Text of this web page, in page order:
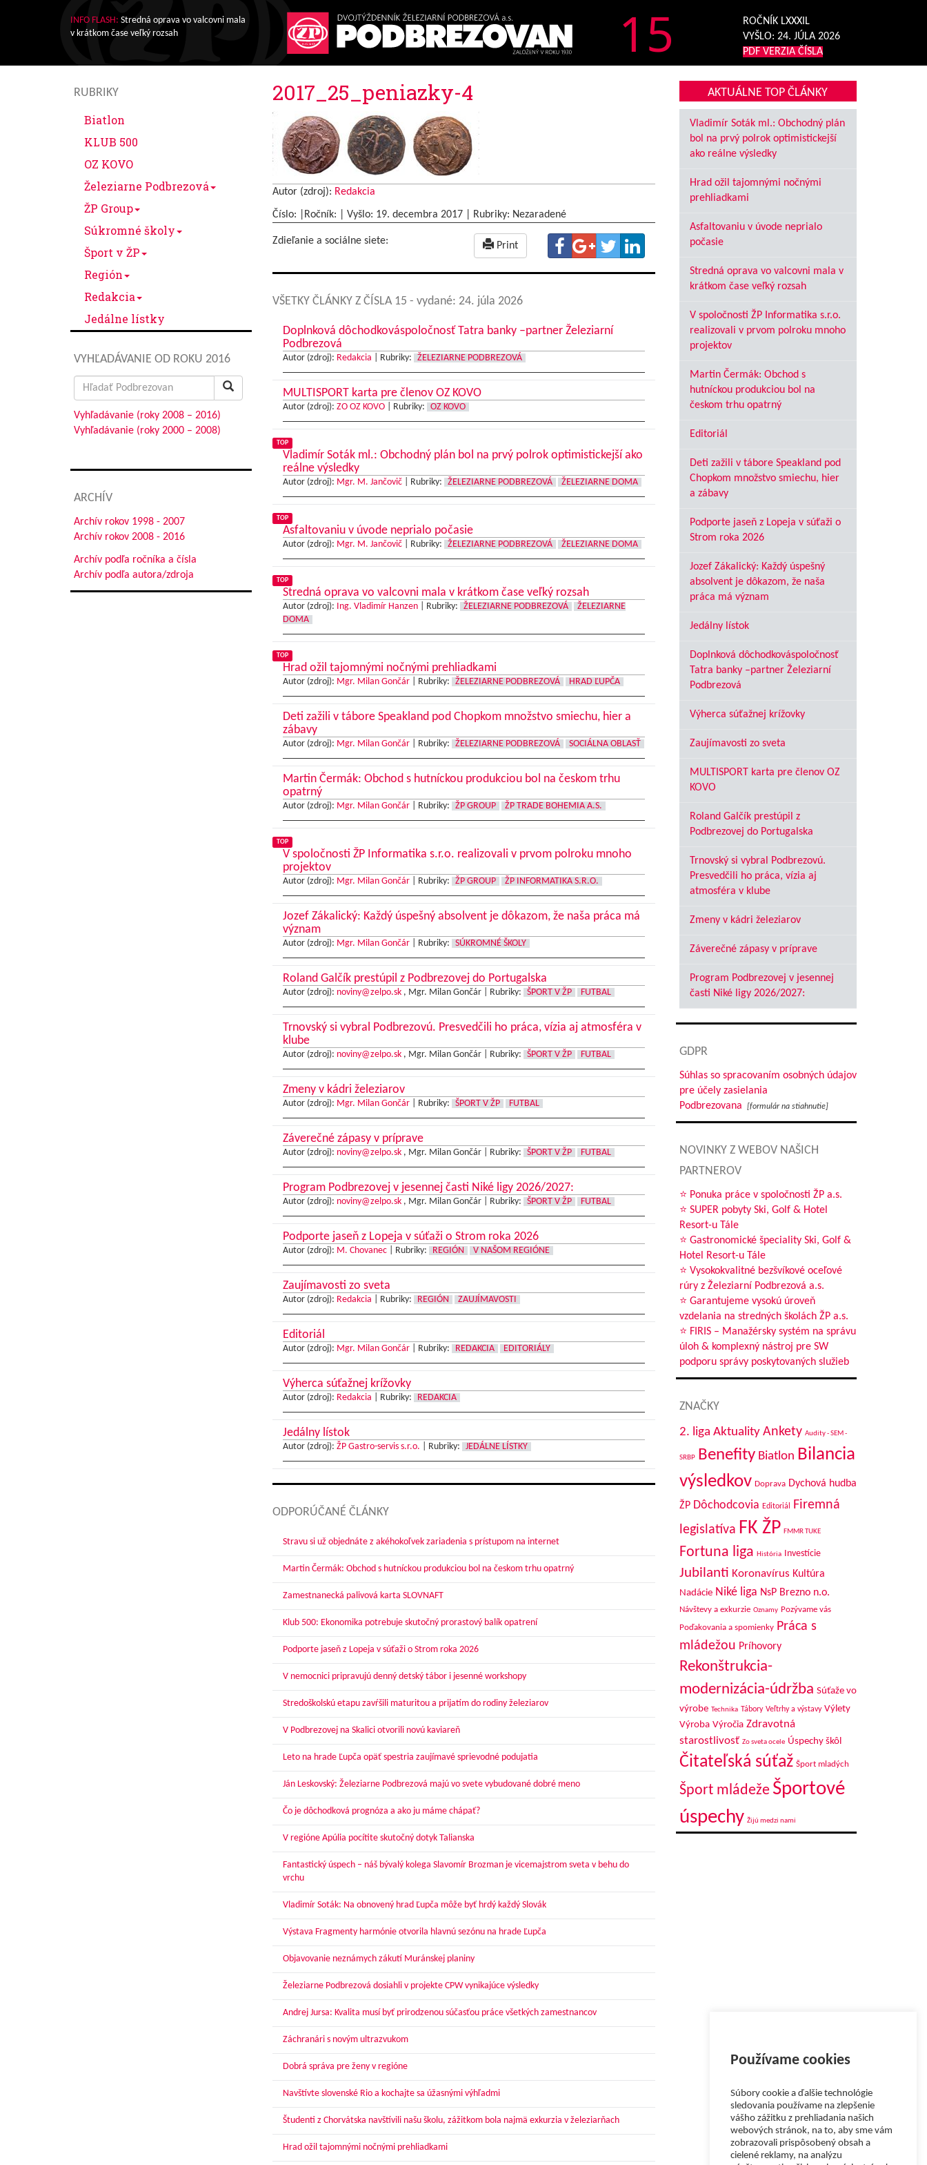
INFO FLASH: Stredná oprava vo valcovni mala
v krátkom čase veľký rozsah
15
ROČNÍK LXXXIL
VYŠLO: 24. JÚLA 2026
PDF VERZIA ČÍSLA
RUBRIKY
Biatlon
KLUB 500
OZ KOVO
Železiarne Podbrezová
ŽP Group
Súkromné školy
Šport v ŽP
Región
Redakcia
Jedálne lístky
VYHĽADÁVANIE OD ROKU 2016
Search
for:
Vyhľadávanie (roky 2008 – 2016)
Vyhľadávanie (roky 2000 – 2008)
ARCHÍV
Archív rokov 1998 - 2007
Archív rokov 2008 - 2016
Archív podľa ročníka a čísla
Archív podľa autora/zdroja
2017_25_peniazky-4
Autor (zdroj): Redakcia
Číslo: |Ročník: | Vyšlo: 19. decembra 2017| Rubriky: Nezaradené
Zdieľanie a sociálne siete: Print
VŠETKY ČLÁNKY Z ČÍSLA 15 - vydané: 24. júla 2026
Doplnková dôchodkováspoločnosť Tatra banky –partner Železiarní
Podbrezová
Autor (zdroj): Redakcia Rubriky: ŽELEZIARNE PODBREZOVÁ
MULTISPORT karta pre členov OZ KOVO
Autor (zdroj): ZO OZ KOVO| Rubriky: OZ KOVO
TOP
Vladimír Soták ml.: Obchodný plán bol na prvý polrok optimistickejší ako
reálne výsledky
Autor (zdroj): Mgr. M. Jančovič| Rubriky: ŽELEZIARNE PODBREZOVÁ ŽELEZIARNE DOMA
TOP
Asfaltovaniu v úvode neprialo počasie
Autor (zdroj): Mgr. M. Jančovič| Rubriky: ŽELEZIARNE PODBREZOVÁ ŽELEZIARNE DOMA
TOP
Stredná oprava vo valcovni mala v krátkom čase veľký rozsah
Autor (zdroj): Ing. Vladimír Hanzen| Rubriky: ŽELEZIARNE PODBREZOVÁ
ŽELEZIARNE
DOMA
TOP
Hrad ožil tajomnými nočnými prehliadkami
Autor (zdroj): Mgr. Milan Gončár| Rubriky: ŽELEZIARNE PODBREZOVÁ HRAD ĽUPČA
Deti zažili v tábore Speakland pod Chopkom množstvo smiechu, hier a
zábavy
Autor (zdroj): Mgr. Milan Gončár| Rubriky: ŽELEZIARNE PODBREZOVÁ SOCIÁLNA OBLASŤ
Martin Čermák: Obchod s hutníckou produkciou bol na českom trhu
opatrný
Autor (zdroj): Mgr. Milan Gončár| Rubriky: ŽP GROUP ŽP TRADE BOHEMIA A.S.
TOP
V spoločnosti ŽP Informatika s.r.o. realizovali v prvom polroku mnoho
projektov
Autor (zdroj): Mgr. Milan Gončár| Rubriky: ŽP GROUP ŽP INFORMATIKA S.R.O.
Jozef Zákalický: Každý úspešný absolvent je dôkazom, že naša práca má
význam
Autor (zdroj): Mgr. Milan Gončár| Rubriky: SÚKROMNÉ ŠKOLY
Roland Galčík prestúpil z Podbrezovej do Portugalska
Autor (zdroj): noviny@zelpo.sk, Mgr. Milan Gončár | Rubriky: ŠPORT V ŽP FUTBAL
Trnovský si vybral Podbrezovú. Presvedčili ho práca, vízia aj atmosféra v
klube
Autor (zdroj): noviny@zelpo.sk, Mgr. Milan Gončár | Rubriky: ŠPORT V ŽP FUTBAL
Zmeny v kádri železiarov
Autor (zdroj): Mgr. Milan Gončár| Rubriky: ŠPORT V ŽP FUTBAL
Záverečné zápasy v príprave
Autor (zdroj): noviny@zelpo.sk, Mgr. Milan Gončár | Rubriky: ŠPORT V ŽP FUTBAL
Program Podbrezovej v jesennej časti Niké ligy 2026/2027:
Autor (zdroj): noviny@zelpo.sk, Mgr. Milan Gončár | Rubriky: ŠPORT V ŽP FUTBAL
Podporte jaseň z Lopeja v súťaži o Strom roka 2026
Autor (zdroj): M. Chovanec| Rubriky: REGIÓN V NAŠOM REGIÓNE
Zaujímavosti zo sveta
Autor (zdroj): Redakcia Rubriky: REGIÓN ZAUJÍMAVOSTI
Editoriál
Autor (zdroj): Mgr. Milan Gončár| Rubriky: REDAKCIA EDITORIÁLY
Výherca súťažnej krížovky
Autor (zdroj): Redakcia Rubriky: REDAKCIA
Jedálny lístok
Autor (zdroj): ŽP Gastro-servis s.r.o. Rubriky: JEDÁLNE LÍSTKY
ODPORÚČANÉ ČLÁNKY
Stravu si už objednáte z akéhokoľvek zariadenia s prístupom na internet
Martin Čermák: Obchod s hutníckou produkciou bol na českom trhu opatrný
Zamestnanecká palivová karta SLOVNAFT
Klub 500: Ekonomika potrebuje skutočný prorastový balík opatrení
Podporte jaseň z Lopeja v súťaži o Strom roka 2026
V nemocnici pripravujú denný detský tábor i jesenné workshopy
Stredoškolskú etapu zavŕšili maturitou a prijatím do rodiny železiarov
V Podbrezovej na Skalici otvorili novú kaviareň
Leto na hrade Ľupča opäť spestria zaujímavé sprievodné podujatia
Ján Leskovský: Železiarne Podbrezová majú vo svete vybudované dobré meno
Čo je dôchodková prognóza a ako ju máme chápať?
V regióne Apúlia pocítite skutočný dotyk Talianska
Fantastický úspech – náš bývalý kolega Slavomír Brozman je vicemajstrom sveta v behu do
vrchu
Vladimír Soták: Na obnovený hrad Ľupča môže byť hrdý každý Slovák
Výstava Fragmenty harmónie otvorila hlavnú sezónu na hrade Ľupča
Objavovanie neznámych zákutí Muránskej planiny
Železiarne Podbrezová dosiahli v projekte CPW vynikajúce výsledky
Andrej Jursa: Kvalita musí byť prirodzenou súčasťou práce všetkých zamestnancov
Záchranári s novým ultrazvukom
Dobrá správa pre ženy v regióne
Navštívte slovenské Rio a kochajte sa úžasnými výhľadmi
Študenti z Chorvátska navštívili našu školu, zážitkom bola najmä exkurzia v železiarňach
Hrad ožil tajomnými nočnými prehliadkami
AKTUÁLNE TOP ČLÁNKY
Vladimír Soták ml.: Obchodný plán
bol na prvý polrok optimistickejší
ako reálne výsledky
Hrad ožil tajomnými nočnými
prehliadkami
Asfaltovaniu v úvode neprialo
počasie
Stredná oprava vo valcovni mala v
krátkom čase veľký rozsah
V spoločnosti ŽP Informatika s.r.o.
realizovali v prvom polroku mnoho
projektov
Martin Čermák: Obchod s
hutníckou produkciou bol na
českom trhu opatrný
Editoriál
Deti zažili v tábore Speakland pod
Chopkom množstvo smiechu, hier
a zábavy
Podporte jaseň z Lopeja v súťaži o
Strom roka 2026
Jozef Zákalický: Každý úspešný
absolvent je dôkazom, že naša
práca má význam
Jedálny lístok
Doplnková dôchodkováspoločnosť
Tatra banky –partner Železiarní
Podbrezová
Výherca súťažnej krížovky
Zaujímavosti zo sveta
MULTISPORT karta pre členov OZ
KOVO
Roland Galčík prestúpil z
Podbrezovej do Portugalska
Trnovský si vybral Podbrezovú.
Presvedčili ho práca, vízia aj
atmosféra v klube
Zmeny v kádri železiarov
Záverečné zápasy v príprave
Program Podbrezovej v jesennej
časti Niké ligy 2026/2027:
GDPR
Súhlas so spracovaním osobných údajov
pre účely zasielania
Podbrezovana
[formulár na stiahnutie]
NOVINKY Z WEBOV NAŠICH
PARTNEROV
⭐ Ponuka práce v spoločnosti ŽP a.s.
⭐ SUPER pobyty Ski, Golf & Hotel
Resort-u Tále
⭐ Gastronomické špeciality Ski, Golf &
Hotel Resort-u Tále
⭐ Vysokokvalitné bezšvíkové oceľové
rúry z Železiarní Podbrezová a.s.
⭐ Garantujeme vysokú úroveň
vzdelania na stredných školách ŽP a.s.
⭐ FIRIS – Manažérsky systém na správu
úloh & komplexný nástroj pre SW
podporu správy poskytovaných služieb
ZNAČKY
2. liga Aktuality Ankety Audity - SEM -
SRBP Benefity Biatlon Bilancia
výsledkov Doprava Dychová hudba
ŽP Dôchodcovia Editoriál
Firemná
legislatíva FK ŽP FMMR TUKE
Fortuna liga História Investície
Jubilanti Koronavírus Kultúra
Nadácie Niké liga NsP Brezno n.o.
Návštevy a exkurzie Oznamy Pozývame vás
Poďakovania a spomienky Práca s
mládežou Príhovory
Rekonštrukcia-
modernizácia-údržba Súťaže vo
výrobe Technika Tábory Veľtrhy a výstavy Výlety
Výroba Výročia Zdravotná
starostlivosť Zo sveta ocele Úspechy škôl
Čitateľská súťaž Šport mladých
Šport mládeže Športové
úspechy Žijú medzi nami
Používame cookies
Súbory cookie a ďalšie technológie
sledovania používame na zlepšenie
vášho zážitku z prehliadania našich
webových stránok, na to, aby sme vám
zobrazovali prispôsobený obsah a
cielené reklamy, na analýzu